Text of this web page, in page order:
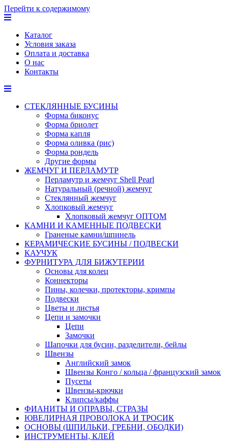
Перейти к содержимому
Каталог
Условия заказа
Оплата и доставка
О нас
Контакты
СТЕКЛЯННЫЕ БУСИНЫ
Форма биконус
Форма бриолет
Форма капля
Форма оливка (рис)
Форма рондель
Другие формы
ЖЕМЧУГ И ПЕРЛАМУТР
Перламутр и жемчуг Shell Pearl
Натуральный (речной) жемчуг
Стеклянный жемчуг
Хлопковый жемчуг
Хлопковый жемчуг ОПТОМ
КАМНИ И КАМЕННЫЕ ПОДВЕСКИ
Граненые камни/шпинель
КЕРАМИЧЕСКИЕ БУСИНЫ / ПОДВЕСКИ
КАУЧУК
ФУРНИТУРА ДЛЯ БИЖУТЕРИИ
Основы для колец
Коннекторы
Пины, колечки, протекторы, кримпы
Подвески
Цветы и листья
Цепи и замочки
Цепи
Замочки
Шапочки для бусин, разделители, бейлы
Швензы
Английский замок
Швензы Конго / кольца / французский замок
Пусеты
Швензы-крючки
Клипсы/каффы
ФИАНИТЫ И ОПРАВЫ, СТРАЗЫ
ЮВЕЛИРНАЯ ПРОВОЛОКА И ТРОСИК
ОСНОВЫ (ШПИЛЬКИ, ГРЕБНИ, ОБОДКИ)
ИНСТРУМЕНТЫ, КЛЕЙ